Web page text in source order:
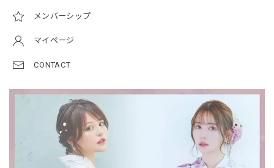
メンバーシップ
マイページ
CONTACT